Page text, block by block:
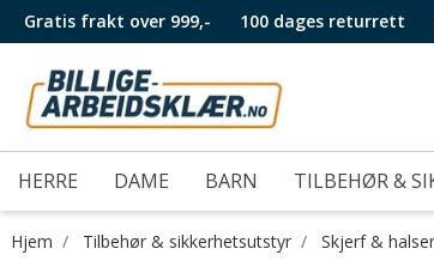
Gratis frakt over 999,- 100 dages returrett
HERRE DAME BARN TILBEHØR &
Hjem Tilbehør & sikkerhetsutstyr Skjerf & halser